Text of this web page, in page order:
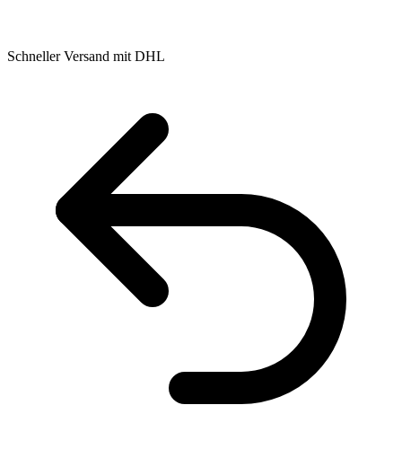
Schneller Versand mit DHL